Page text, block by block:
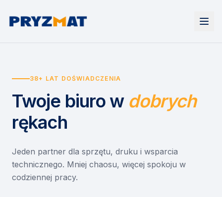
Urządzenia
Drukarki i urządzenia wielofunkcyjne
Etykiety i identyfikacja
Skanery i obieg dokumentów
Monitory interaktywne
Niszczarki dokumentów
Wynajem drukarek
Wynajem urządzeń biurowych
Asystent druku
EZD RP
Misja szkoła
Serwis
O nas
Kontakt
38+ LAT DOŚWIADCZENIA
Twoje biuro w dobrych
rękach
Jeden partner dla sprzętu, druku i wsparcia
technicznego. Mniej chaosu, więcej spokoju w
codziennej pracy.